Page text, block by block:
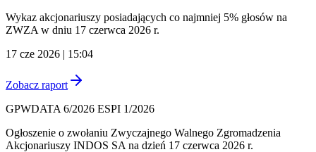
Wykaz akcjonariuszy posiadających co najmniej 5% głosów na
ZWZA w dniu 17 czerwca 2026 r.
17 cze 2026 | 15:04
Zobacz raport
GPWDATA 6/2026 ESPI 1/2026
Ogłoszenie o zwołaniu Zwyczajnego Walnego Zgromadzenia
Akcjonariuszy INDOS SA na dzień 17 czerwca 2026 r.